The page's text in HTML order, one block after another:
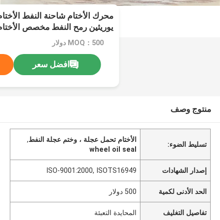
محرك الأختام شاحنة النفط
يوريثين رمح النفط مخصص
MOQ：500 دولار
افضل سعر
منتوج وصف
تسليط الضوء:
الأختام تحمل عجلة ، وختم عجلة النفط,
wheel oil seal
إصدار الشهادات ISO-9001:2000, ISOTS16949
الحد الأدنى لكمية 500 دولار
تفاصيل التغليف المحايدة التعبئة